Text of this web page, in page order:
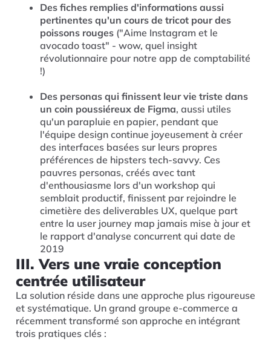
Des fiches remplies d'informations aussi
pertinentes qu'un cours de tricot pour des
poissons rouges ("Aime Instagram et le
avocado toast" - wow, quel insight
révolutionnaire pour notre app de comptabilité
!)
Des personas qui finissent leur vie triste dans
un coin poussiéreux de Figma, aussi utiles
qu'un parapluie en papier, pendant que
l'équipe design continue joyeusement à créer
des interfaces basées sur leurs propres
préférences de hipsters tech-savvy. Ces
pauvres personas, créés avec tant
d'enthousiasme lors d'un workshop qui
semblait productif, finissent par rejoindre le
cimetière des deliverables UX, quelque part
entre la user journey map jamais mise à jour et
le rapport d'analyse concurrent qui date de
2019
III. Vers une vraie conception
centrée utilisateur
La solution réside dans une approche plus rigoureuse
et systématique. Un grand groupe e-commerce a
récemment transformé son approche en intégrant
trois pratiques clés :